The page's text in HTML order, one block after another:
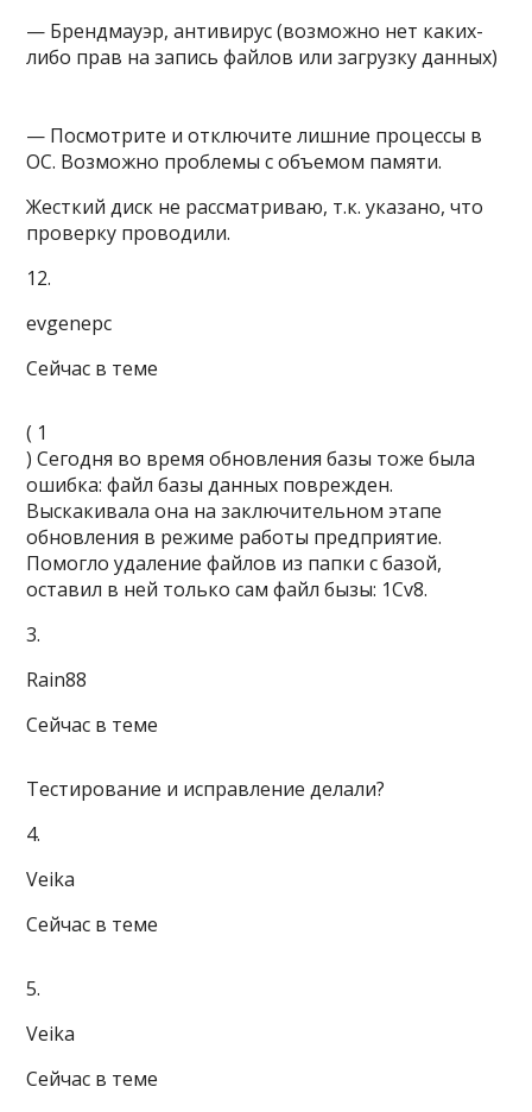
— Брендмауэр, антивирус (возможно нет каких-
либо прав на запись файлов или загрузку данных)
— Посмотрите и отключите лишние процессы в
ОС. Возможно проблемы с объемом памяти.
Жесткий диск не рассматриваю, т.к. указано, что
проверку проводили.
12.
evgenepc
Сейчас в теме
( 1
) Сегодня во время обновления базы тоже была
ошибка: файл базы данных поврежден.
Выскакивала она на заключительном этапе
обновления в режиме работы предприятие.
Помогло удаление файлов из папки с базой,
оставил в ней только сам файл бызы: 1Cv8.
3.
Rain88
Сейчас в теме
Тестирование и исправление делали?
4.
Veika
Сейчас в теме
5.
Veika
Сейчас в теме